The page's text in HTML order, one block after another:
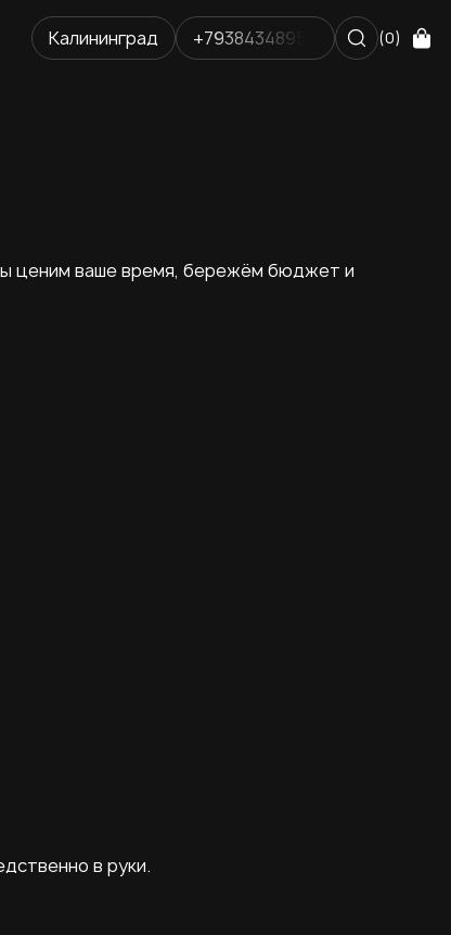
Калининград +79384348952 (0)
ценим ваше время, бережём бюджет и
в руки.